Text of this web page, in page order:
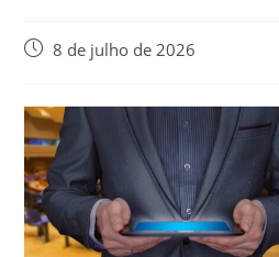
8 de julho de 2026